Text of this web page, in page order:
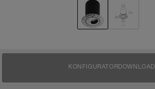
KONFIGURATORDOWNLOAD